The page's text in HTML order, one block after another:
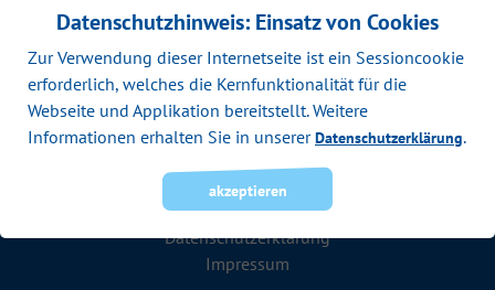
Datenschutzhinweis: Einsatz von Cookies
Zur Verwendung dieser Internetseite ist ein Sessioncookie
erforderlich, welches die Kernfunktionalität für die
Webseite und Applikation bereitstellt. Weitere
Informationen erhalten Sie in unsererDatenschutzerklärung.
akzeptieren
Rechtliches
Datenschutzerklärung
Impressum